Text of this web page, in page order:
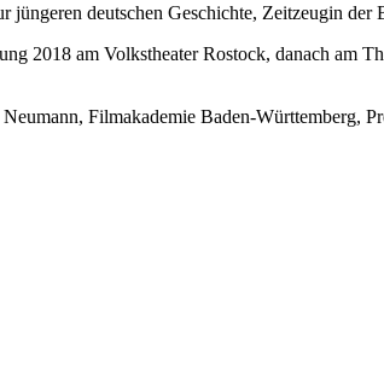
deutschen Geschichte, Zeitzeugin
2018 am Volkstheater Rostock, danach am
Filmakademie Baden-Württemberg,